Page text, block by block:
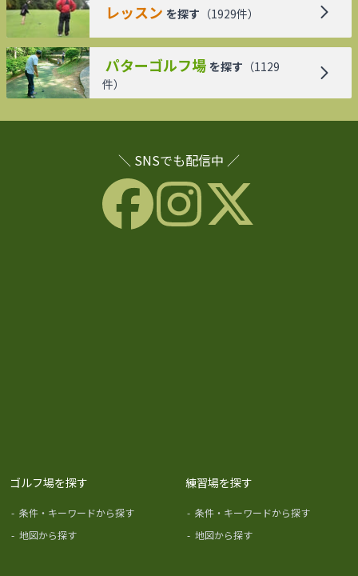
レッスン を探す （1929件）
パターゴルフ場 を探す （1129
件）
＼ SNSでも配信中 ／
ゴルフ場を探す
- 条件・キーワードから探す
- 地図から探す
練習場を探す
- 条件・キーワードから探す
- 地図から探す